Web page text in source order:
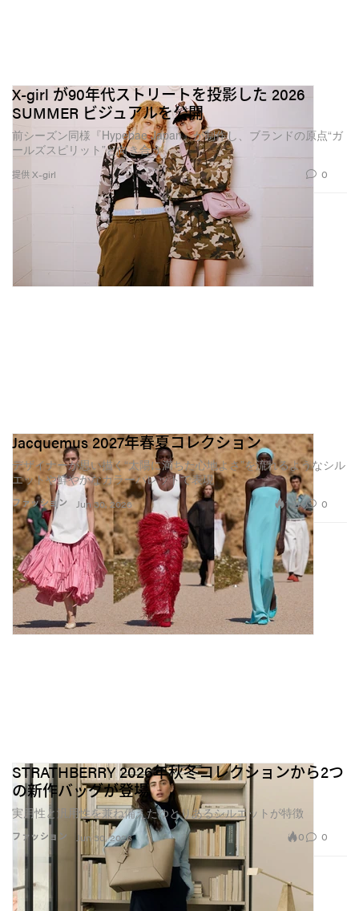
他にも、このプラットフォーム上には〈Collina
Strada（コリーナ・ストラーダ）〉〈
Gabriel Nouchi（ルイ ガブリエル ヌイッチ）〉〈Elena
Velez（エレナ・ヴェレス）〉、ジュエリーデザイナー
のジョニー・ホクストン（Johnny Hoxton）、そして最
PLEASURES（プレジャーズ）〉などが名を連
各ブランドは、このプラットフォームをクリエイティ
ブなエコシステムの一部として活用し、デザインの舞
とはいえ、これはファッションがよりエロティックに
なるという話ではない。ここで起きているのは、単な
る挑発以上に興味深い変化だ。審査基準が見えないモ
デレーションによって“何が良し”とされるかを決める既
存のプラットフォームから距離を取り、コンテクスト
やストーリーテリング、そして親密なオーディエンス
との関係性を、自分たちでコントロールできる場所へ
とデザイナーたちは移動しつつあるのだ。
LGN x OnlyFans shot by Tré Koch
たとえば〈Louis-Gabriel Nouchi〉は、今年初めに
『OnlyFans』チャンネルを立ち上げ、そこでしか観ら
れない映像や舞台裏のドキュメンテーション、ASMR
的なサウンドの実験、アーティストとのコラボレーシ
ョンなどを配信している。またデザイナー本人は、
X-girl が90年代ストリートを投影した 2026
SUMMER ビジュアルを公開
前シーズン同様『Hypebae Japan』が制作し、ブランドの原点“ガ
ールズスピリット”と向き合う
提供 X-girl 0
ファッション
Jacquemus 2027年春夏コレクション
デザイナーが思い描く“太陽に満ちた心地よさ”を流れるようなシル
エットや鮮やかなカラーパレットで表現
Jun 30, 2026 1.2K 0
ファッション
STRATHBERRY 2026年秋冬コレクションから2つ
の新作バッグが登場
実用性と汎用性を兼ね備えたゆとりあるシルエットが特徴
Jun 30, 2026 0 0